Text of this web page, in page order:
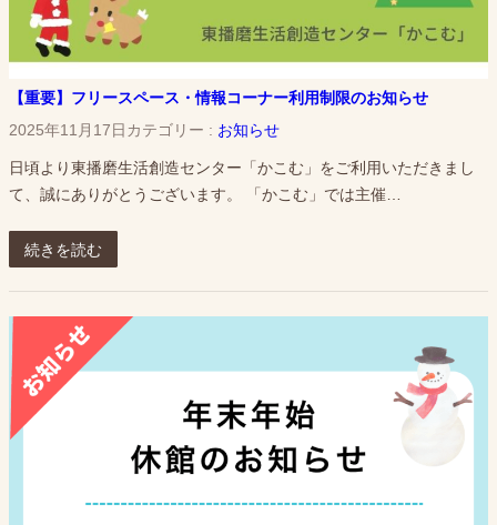
【重要】フリースペース・情報コーナー利用制限のお知らせ
2025年11月17日 カテゴリー : お知らせ
日頃より東播磨生活創造センター「かこむ」をご利用いただきまし
て、誠にありがとうございます。 「かこむ」では主催…
続きを読む